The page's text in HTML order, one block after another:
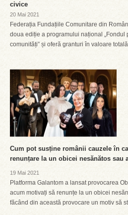
civice
20 Mai 2021
Federația Fundațiile Comunitare din
doua ediție a programului național „Fondul
comunități” și oferă granturi în valoare
Cum pot susține românii cauzele în
renunțare la un obicei nesănătos sau
19 Mai 2021
Platforma Galantom a lansat provocarea
acum motivați să renunțe la un obicei
făcând din această provocare un motiv să